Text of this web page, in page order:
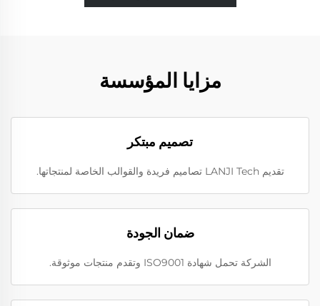
مزايا المؤسسة
تصميم مبتكر
تقديم LANJI Tech تصاميم فريدة والقوالب الخاصة لمنتجاتها.
ضمان الجودة
الشركة تحمل شهادة ISO9001 وتقدم منتجات موثوقة.